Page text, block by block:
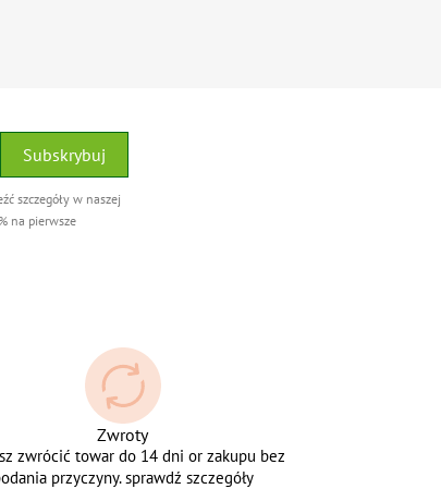
szczegóły w naszej
na pierwsze
Zwroty
zwrócić towar do 14 dni or zakupu bez
przyczyny. sprawdź szczegóły